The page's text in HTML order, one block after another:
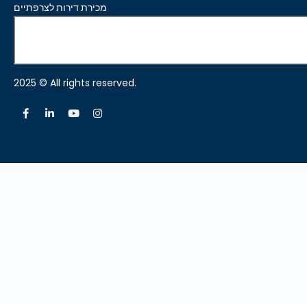
מכירת דירות לצרפתיים
2025 © All rights reserved.